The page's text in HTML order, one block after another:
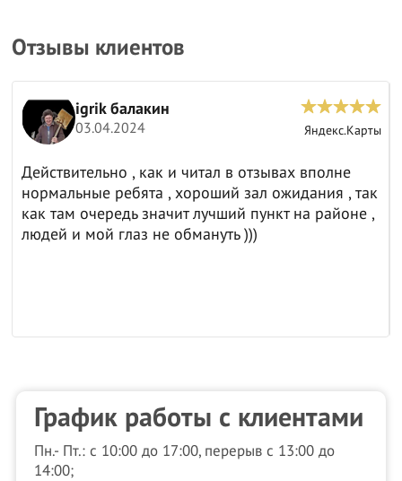
Отзывы клиентов
igrik балакин
03.04.2024 Яндекс.Карты
Действительно , как и читал в отзывах вполне
нормальные ребята , хороший зал ожидания , так
как там очередь значит лучший пункт на районе ,
людей и мой глаз не обмануть )))
График работы с клиентами
Пн.- Пт.: с 10:00 до 17:00, перерыв с 13:00 до
14:00;